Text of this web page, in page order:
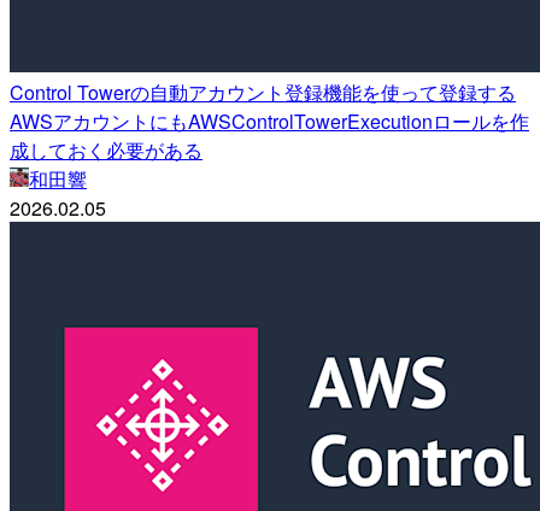
Control Towerの自動アカウント登録機能を使って登録する
AWSアカウントにもAWSControlTowerExecutionロールを作
成しておく必要がある
和田響
2026.02.05